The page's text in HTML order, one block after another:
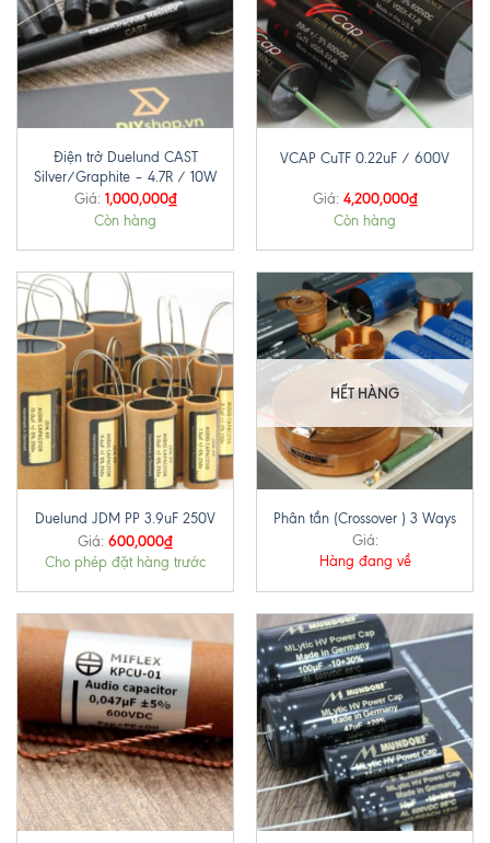
Điện trở Duelund CAST
Silver/Graphite – 4.7R / 10W
Giá: 1,000,000₫
Còn hàng
VCAP CuTF 0.22uF / 600V
Giá: 4,200,000₫
Còn hàng
Duelund JDM PP 3.9uF 250V
Giá: 600,000₫
Cho phép đặt hàng trước
HẾT HÀNG
Phân tần (Crossover ) 3 Ways
Giá:
Hàng đang về